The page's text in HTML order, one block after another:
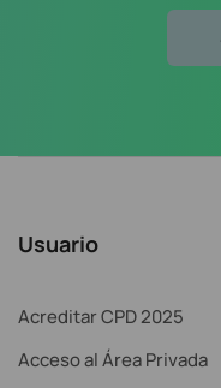
Usuario
Acreditar CPD 2025
Acceso al Área Privada